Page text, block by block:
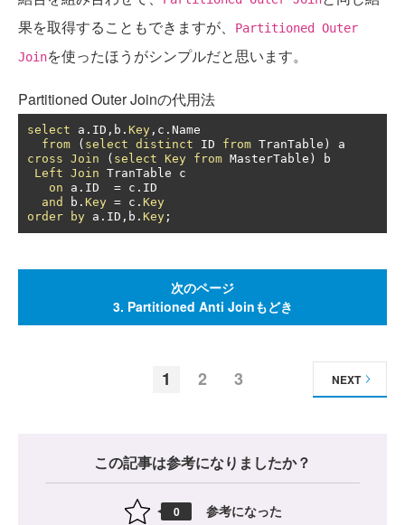
果を取得することもできますが、
Partitioned Outer
Joinを使ったほうがシンプルだと思います。
Partitioned Outer Joinの代用法
select a . ID , b . Key , c . Name
from
( select distinct ID from TranTable )
cross Join ( select Key from MasterTable )
b
Left Join TranTable c
on a . ID = c . ID
and
b . Key = c . Key
order
by a . ID , b . Key ;
次のページ
3. Partitioned Anti Joinもどき
1 2 3 NEXT
この記事は参考になりましたか？
0 参考になった